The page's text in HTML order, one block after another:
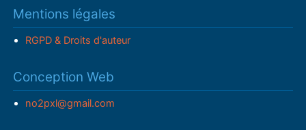
Mentions légales
RGPD & Droits d'auteur
Conception Web
no2pxl@gmail.com